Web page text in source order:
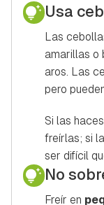
Usa
Las
amarillas o
aros. Las
pero
Si las
freírlas; si
ser difícil
No
Freír en